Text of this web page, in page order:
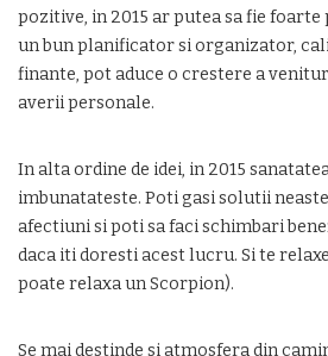
pozitive, in 2015 ar putea sa fie
un bun planificator si organizator,
finante, pot aduce o crestere a
averii personale.
In alta ordine de idei, in 2015
imbunatateste. Poti gasi solutii
afectiuni si poti sa faci schimbari
daca iti doresti acest lucru. Si te
poate relaxa un Scorpion).
Se mai destinde si atmosfera din